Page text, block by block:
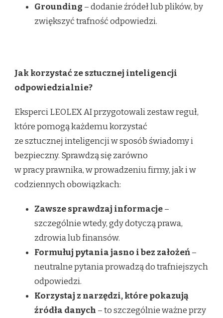
Grounding – dodanie źródeł lub plików, by
zwiększyć trafność odpowiedzi.
Jak korzystać ze sztucznej inteligencji
odpowiedzialnie?
Eksperci LEOLEX AI przygotowali zestaw reguł,
które pomogą każdemu korzystać
ze sztucznej inteligencji w sposób świadomy i
bezpieczny. Sprawdzą się zarówno
w pracy prawnika, w prowadzeniu firmy, jak i w
codziennych obowiązkach:
Zawsze sprawdzaj informacje–
szczególnie wtedy, gdy dotyczą prawa,
zdrowia lub finansów.
Formułuj pytania jasno i bez założeń–
neutralne pytania prowadzą do trafniejszych
odpowiedzi.
Korzystaj z narzędzi, które pokazują
źródła danych – to szczególnie ważne przy